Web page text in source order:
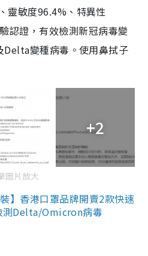
靈敏度96.4%、特異性
認證，有效檢測新冠病毒變
變種病毒。使用鼻拭子
+2
圖片放大
】香港口罩品牌開賣2款快速
測Delta/Omicron病毒